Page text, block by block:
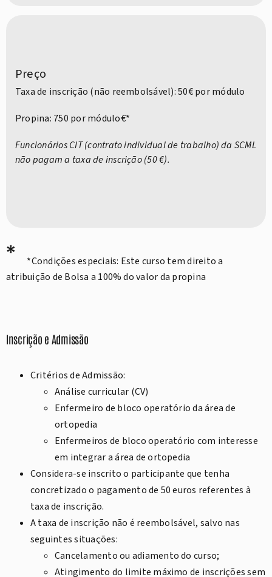
Preço
Taxa de inscrição (não reembolsável): 50€ por módulo
Propina: 750 por módulo€*
Funcionários CIT (contrato individual de trabalho) da SCML
não pagam a taxa de inscrição (50 €).
*
*Condições especiais: Este curso tem direito a
atribuição de Bolsa a 100% do valor da propina
Inscrição e Admissão
Critérios de Admissão:
Análise curricular (CV)
Enfermeiro de bloco operatório da área de
ortopedia
Enfermeiros de bloco operatório com interesse
em integrar a área de ortopedia
Considera-se inscrito o participante que tenha
concretizado o pagamento de 50 euros referentes à
taxa de inscrição.
A taxa de inscrição não é reembolsável, salvo nas
seguintes situações:
Cancelamento ou adiamento do curso;
Atingimento do limite máximo de inscrições sem